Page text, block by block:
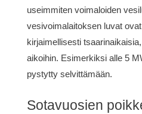
useimmiten voimaloiden
vesivoimalaitoksen luvat
kirjaimellisesti
aikoihin. Esimerkiksi alle 5
pystytty selvittämään.
Sotavuosien